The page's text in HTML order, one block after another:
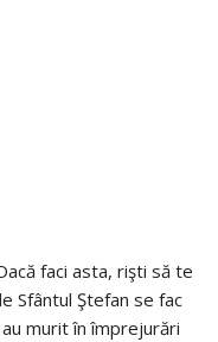
faci asta, rişti să te
Sfântul Ştefan se fac
murit în împrejurări